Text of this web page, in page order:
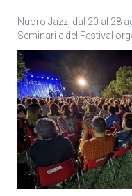
Nuoro Jazz, dal 20 al 28
Seminari e del Festival